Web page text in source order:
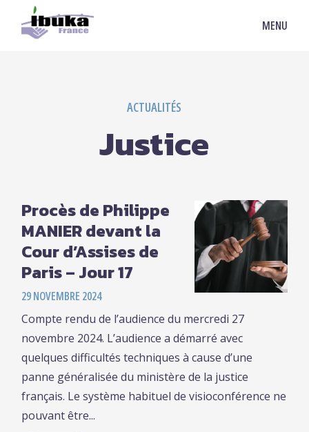
MENU
ACTUALITÉS
Justice
Procès de Philippe
MANIER devant la
Cour d’Assises de
Paris – Jour 17
29 NOVEMBRE 2024
Compte rendu de l’audience du mercredi 27
novembre 2024. L’audience a démarré avec
quelques difficultés techniques à cause d’une
panne généralisée du ministère de la justice
français. Le système habituel de visioconférence ne
pouvant être...